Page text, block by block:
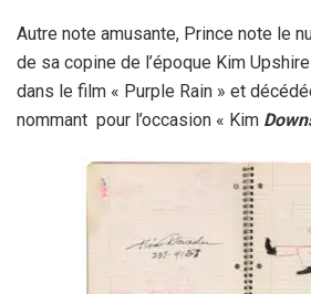
Autre note amusante, Prince note le
de sa copine de l’époque Kim
dans le film « Purple Rain » et
nommant pour l’occasion « Kim